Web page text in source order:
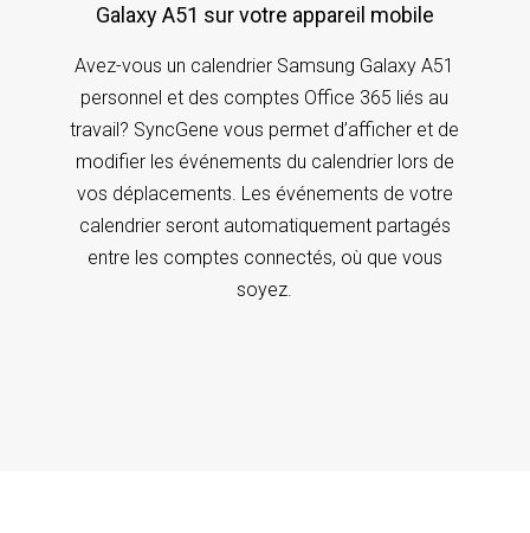
Galaxy A51 sur votre appareil mobile
Avez-vous un calendrier Samsung Galaxy A51
personnel et des comptes Office 365 liés au
travail? SyncGene vous permet d’afficher et de
modifier les événements du calendrier lors de
vos déplacements. Les événements de votre
calendrier seront automatiquement partagés
entre les comptes connectés, où que vous
soyez.